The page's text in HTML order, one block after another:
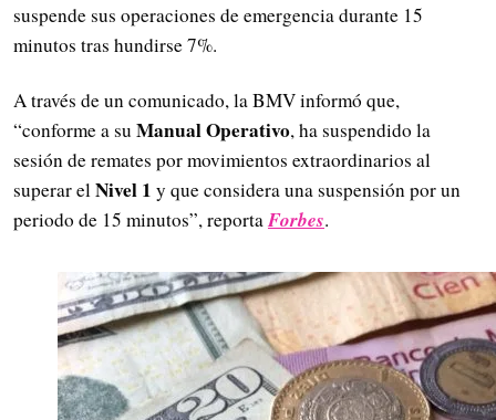
suspende sus operaciones de emergencia durante 15
minutos tras hundirse 7%.
A través de un comunicado, la BMV informó que,
“conforme a su Manual Operativo, ha suspendido la
sesión de remates por movimientos extraordinarios al
superar elNivel 1 y que considera una suspensión por un
periodo de 15 minutos”, reportaForbes.